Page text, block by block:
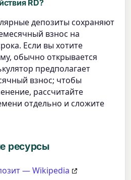
RD?
депозиты сохраняют
взнос на
Если вы хотите
обычно открывается
предполагает
взнос; чтобы
рассчитайте
отдельно и сложите
ресурсы
— Wikipedia